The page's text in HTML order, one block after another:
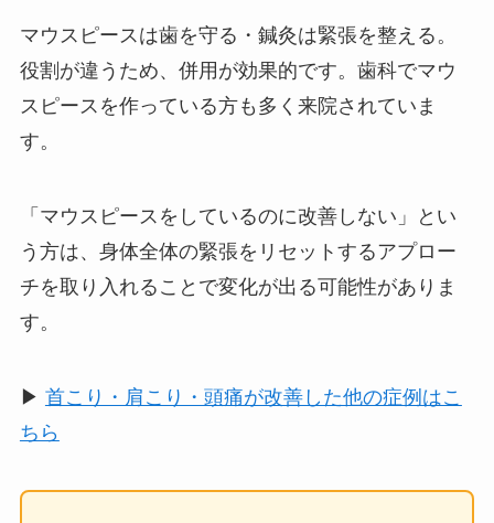
マウスピースは歯を守る・鍼灸は緊張を整える。
役割が違うため、併用が効果的です。歯科でマウ
スピースを作っている方も多く来院されていま
す。
「マウスピースをしているのに改善しない」とい
う方は、身体全体の緊張をリセットするアプロー
チを取り入れることで変化が出る可能性がありま
す。
▶ 首こり・肩こり・頭痛が改善した他の症例はこ
ちら